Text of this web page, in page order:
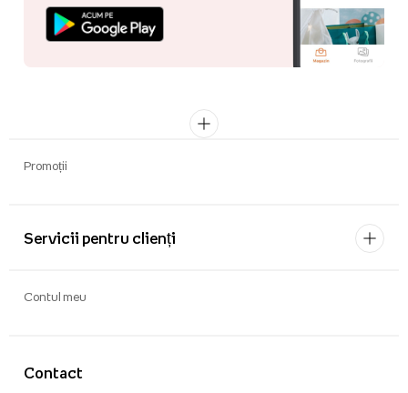
Promoții
Servicii pentru clienți
Contact
Contul meu